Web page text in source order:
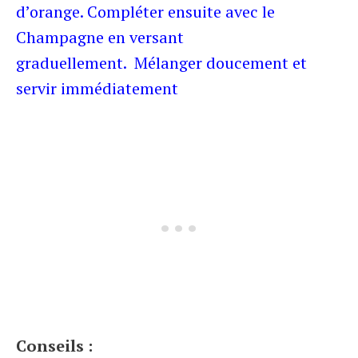
d’orange. Compléter ensuite avec le
Champagne en versant
graduellement. Mélanger doucement et
servir immédiatement
Conseils :